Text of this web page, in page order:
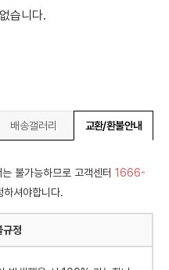
습니다.
배송갤러리 교환/환불안내
불가능하므로 고객센터 1666-
하셔야합니다.
규정